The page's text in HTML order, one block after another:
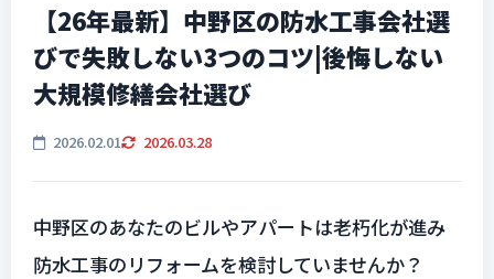
【26年最新】中野区の防水工事会社選
びで失敗しない3つのコツ|後悔しない
大規模修繕会社選び
2026.02.01 2026.03.28
中野区のあなたのビルやアパートは老朽化が進み
防水工事のリフォームを検討していませんか？